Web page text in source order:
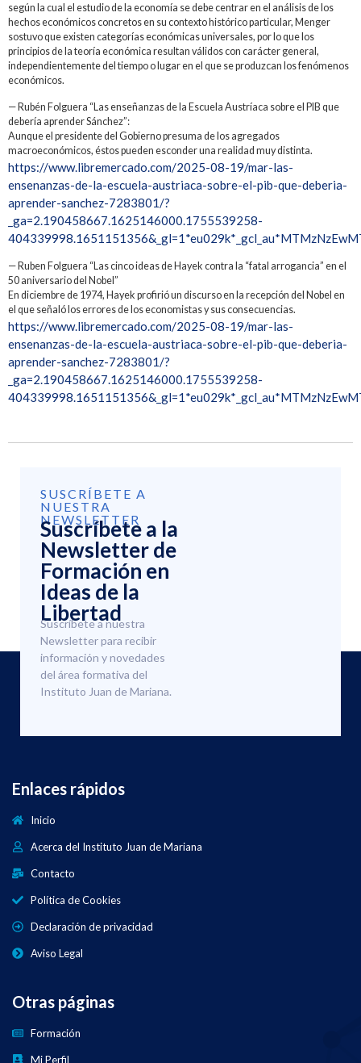
según la cual el estudio de la economía se debe centrar en el análisis de los
hechos económicos concretos en su contexto histórico particular, Menger
sostuvo que existen categorías económicas universales, por lo que los
principios de la teoría económica resultan válidos con carácter general,
independientemente del tiempo o lugar en el que se produzcan los fenómenos
económicos.
— Rubén Folguera “Las enseñanzas de la Escuela Austríaca sobre el PIB que
debería aprender Sánchez”:
Aunque el presidente del Gobierno presuma de los agregados
macroeconómicos, éstos pueden esconder una realidad muy distinta.
https://www.libremercado.com/2025-08-19/mar-las-
ensenanzas-de-la-escuela-austriaca-sobre-el-pib-que-deberia-
aprender-sanchez-7283801/?
_ga=2.190458667.1625146000.1755539258-
— Ruben Folguera “Las cinco ideas de Hayek contra la “fatal arrogancia” en el
50 aniversario del Nobel”
En diciembre de 1974, Hayek profirió un discurso en la recepción del Nobel en
el que señaló los errores de los economistas y sus consecuencias.
https://www.libremercado.com/2025-08-19/mar-las-
ensenanzas-de-la-escuela-austriaca-sobre-el-pib-que-deberia-
aprender-sanchez-7283801/?
_ga=2.190458667.1625146000.1755539258-
SUSCRÍBETE A
NUESTRA
NEWSLETTER
Suscríbete a la
Newsletter de
Formación en
Ideas de la
Libertad
Suscríbete a nuestra
Newsletter para recibir
información y novedades
del área formativa del
Instituto Juan de Mariana.
Enlaces rápidos
Inicio
Acerca del Instituto Juan de Mariana
Contacto
Política de Cookies
Declaración de privacidad
Aviso Legal
Otras páginas
Formación
Mi Perfil